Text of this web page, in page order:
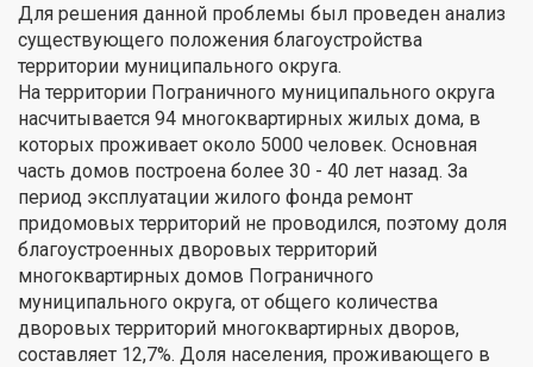
Для решения данной проблемы был проведен анализ
существующего положения благоустройства
территории муниципального округа.
На территории Пограничного муниципального округа
насчитывается 94 многоквартирных жилых дома, в
которых проживает около 5000 человек. Основная
часть домов построена более 30 - 40 лет назад. За
период эксплуатации жилого фонда ремонт
придомовых территорий не проводился, поэтому доля
благоустроенных дворовых территорий
многоквартирных домов Пограничного
муниципального округа, от общего количества
дворовых территорий многоквартирных дворов,
составляет 12,7%. Доля населения, проживающего в